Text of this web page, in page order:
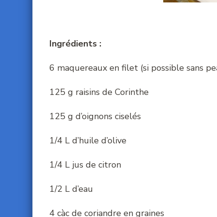
Ingrédients :
6 maquereaux en filet (si possible sans
125 g raisins de Corinthe
125 g d’oignons ciselés
1/4 L d’huile d’olive
1/4 L jus de citron
1/2 L d’eau
4 càc de coriandre en graines